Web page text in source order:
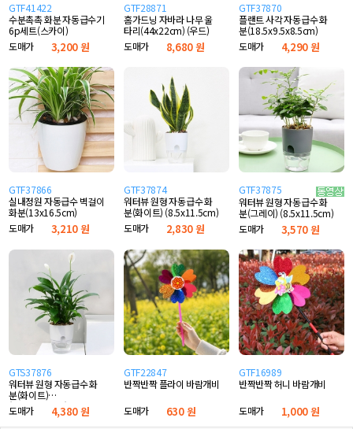
GTF41422
수분촉촉 화분 자동급수기
6p세트(스카이)
도매가
3,200 원
GTF28871
홈가드닝 자바라 나무 울
타리(44x22cm) (우드)
도매가
8,680 원
GTF37870
플랜트 사각 자동급수 화
분(18.5x9.5x8.5cm)
도매가
4,290 원
GTF37866
실내정원 자동급수 벽걸이
화분(13x16.5cm)
도매가
3,210 원
GTF37874
워터뷰 원형 자동급수 화
분(화이트) (8.5x11.5cm)
도매가
2,830 원
GTF37875
워터뷰 원형 자동급수 화
분(그레이) (8.5x11.5cm)
도매가
3,570 원
GTS37876
워터뷰 원형 자동급수 화
분(화이트)
(10.5x13.5cm)
도매가 4,380 원
GTF22847
반짝반짝 플라이 바람개비
도매가
630 원
GTF16989
반짝반짝 허니 바람개비
도매가
1,000 원